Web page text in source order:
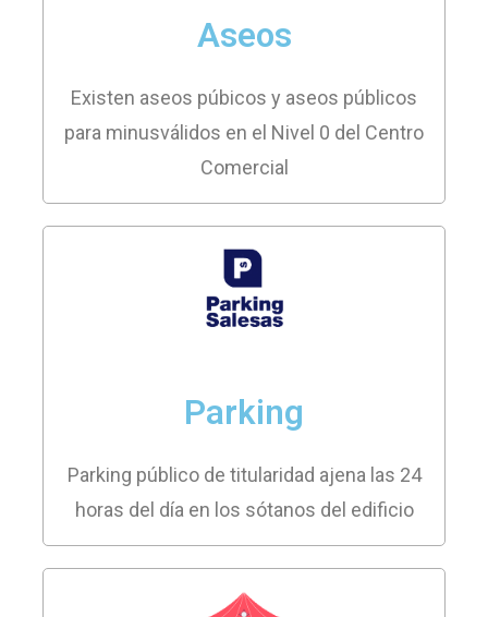
Aseos
Existen aseos púbicos y aseos públicos
para minusválidos en el Nivel 0 del Centro
Comercial
Parking
Parking público de titularidad ajena las 24
horas del día en los sótanos del edificio